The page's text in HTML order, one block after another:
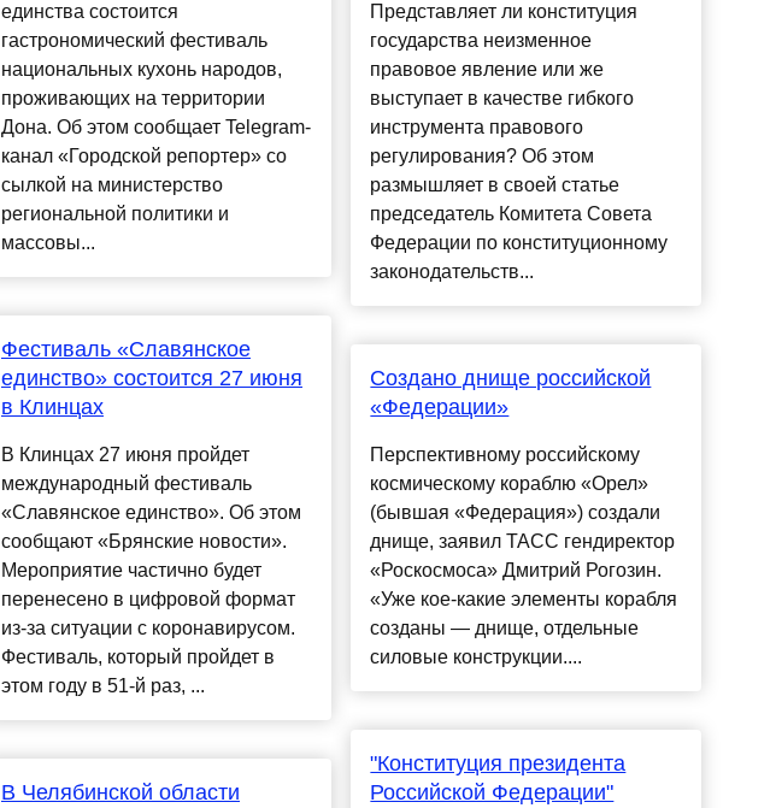
единства состоится
гастрономический фестиваль
национальных кухонь народов,
проживающих на территории
Дона. Об этом сообщает Telegram-
канал «Городской репортер» со
сылкой на министерство
региональной политики и
массовы...
Фестиваль «Славянское
единство» состоится 27 июня
в Клинцах
В Клинцах 27 июня пройдет
международный фестиваль
«Славянское единство». Об этом
сообщают «Брянские новости».
Мероприятие частично будет
перенесено в цифровой формат
из-за ситуации с коронавирусом.
Фестиваль, который пройдет в
этом году в 51-й раз, ...
В Челябинской области
Представляет ли конституция
государства неизменное
правовое явление или же
выступает в качестве гибкого
инструмента правового
регулирования? Об этом
размышляет в своей статье
председатель Комитета Совета
Федерации по конституционному
законодательств...
Создано днище российской
«Федерации»
Перспективному российскому
космическому кораблю «Орел»
(бывшая «Федерация») создали
днище, заявил ТАСС гендиректор
«Роскосмоса» Дмитрий Рогозин.
«Уже кое-какие элементы корабля
созданы — днище, отдельные
силовые конструкции....
"Конституция президента
Российской Федерации"